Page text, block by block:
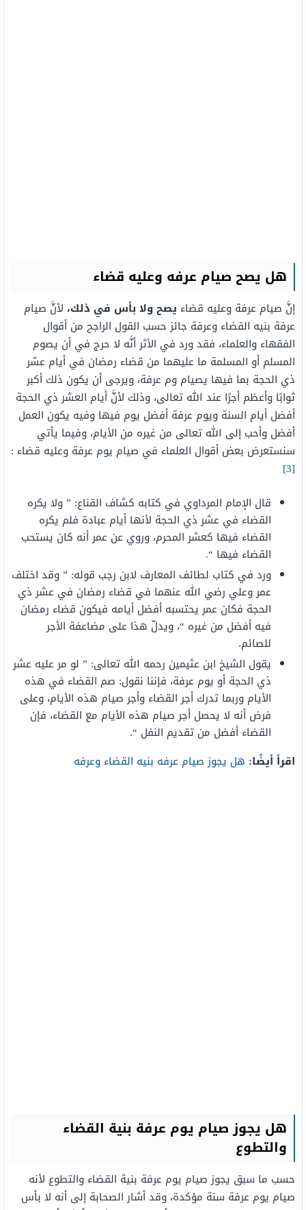
هل يصح صيام عرفه وعليه قضاء
إنَّ صيام عرفة وعليه قضاء يصح ولا بأس في ذلك، لأنَّ صيام
عرفة بنيه القضاء وعرفة جائز حسب القول الراجح من أقوال
الفقهاء والعلماء، فقد ورد في الأثر أنَّه لا حرج في أن يصوم
المسلم أو المسلمة ما عليهما من قضاء رمضان في أيام عشر
ذي الحجة بما فيها يصيام وم عرفة، ويرجى أن يكون ذلك أكبر
ثوابًا وأعظم أجرًا عند الله تعالى، وذلك لأنَّ أيام العشر ذي الحجة
أفضل أيام السنة ويوم عرفة أفضل يوم فيها وفيه يكون العمل
أفضل وأحب إلى الله تعالى من غيره من الأيام، وفيما يأتي
سنستعرض بعض أقوال العلماء في صيام يوم عرفة وعليه قضاء :
[3]
قال الإمام المرداوي في كتابه كشاف القناع: ” ولا يكره
القضاء في عشر ذي الحجة لأنها أيام عبادة فلم يكره
القضاء فيها كعشر المحرم، وروي عن عمر أنه كان يستحب
القضاء فيها “.
ورد في كتاب لطائف المعارف لابن رجب قوله: ” وقد اختلف
عمر وعلي رضي الله عنهما في قضاء رمضان في عشر ذي
الحجة فكان عمر يحتسبه أفضل أيامه فيكون قضاء رمضان
فيه أفضل من غيره “، ويدلّ هذا على مضاعفة الأجر
للصائم.
يقول الشيخ ابن عثيمين رحمه الله تعالى: ” لو مر عليه عشر
ذي الحجة أو يوم عرفة، فإننا نقول: صم القضاء في هذه
الأيام وربما تدرك أجر القضاء وأجر صيام هذه الأيام، وعلى
فرض أنه لا يحصل أجر صيام هذه الأيام مع القضاء، فإن
القضاء أفضل من تقديم النفل “.
اقرأ أيضًا: هل يجوز صيام عرفه بنيه القضاء وعرفه
هل يجوز صيام يوم عرفة بنية القضاء
والتطوع
حسب ما سبق يجوز صيام يوم عرفة بنية القضاء والتطوع لأنه
صيام يوم عرفة سنة مؤكدة، وقد أشار الصحابة إلى أنه لا بأس